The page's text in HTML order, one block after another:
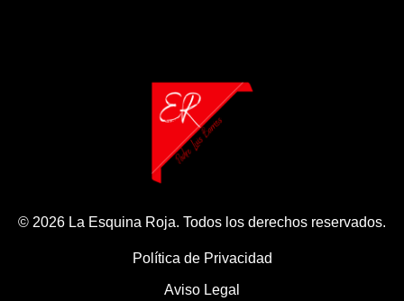
© 2026 La Esquina Roja. Todos los derechos reservados.
Política de Privacidad
Aviso Legal